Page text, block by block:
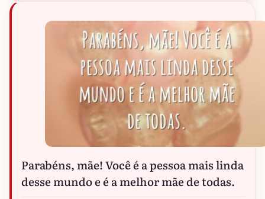
Parabéns, mãe! Você é a pessoa mais linda
desse mundo e é a melhor mãe de todas.